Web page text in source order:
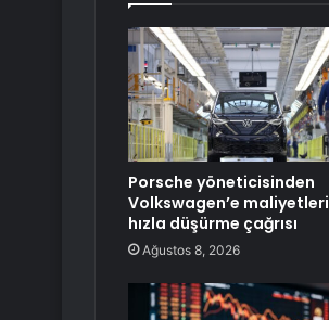
Porsche yöneticisinden
Volkswagen’e maliyetleri
hızla düşürme çağrısı
Ağustos 8, 2026